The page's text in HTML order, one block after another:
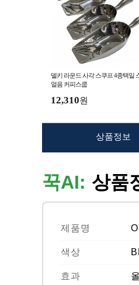
델키 라운드 사각 스쿠프 4종택일
얼음 커피스쿱
12,310원
꾹AI: 상품
제품명
색상
효과
상품정보